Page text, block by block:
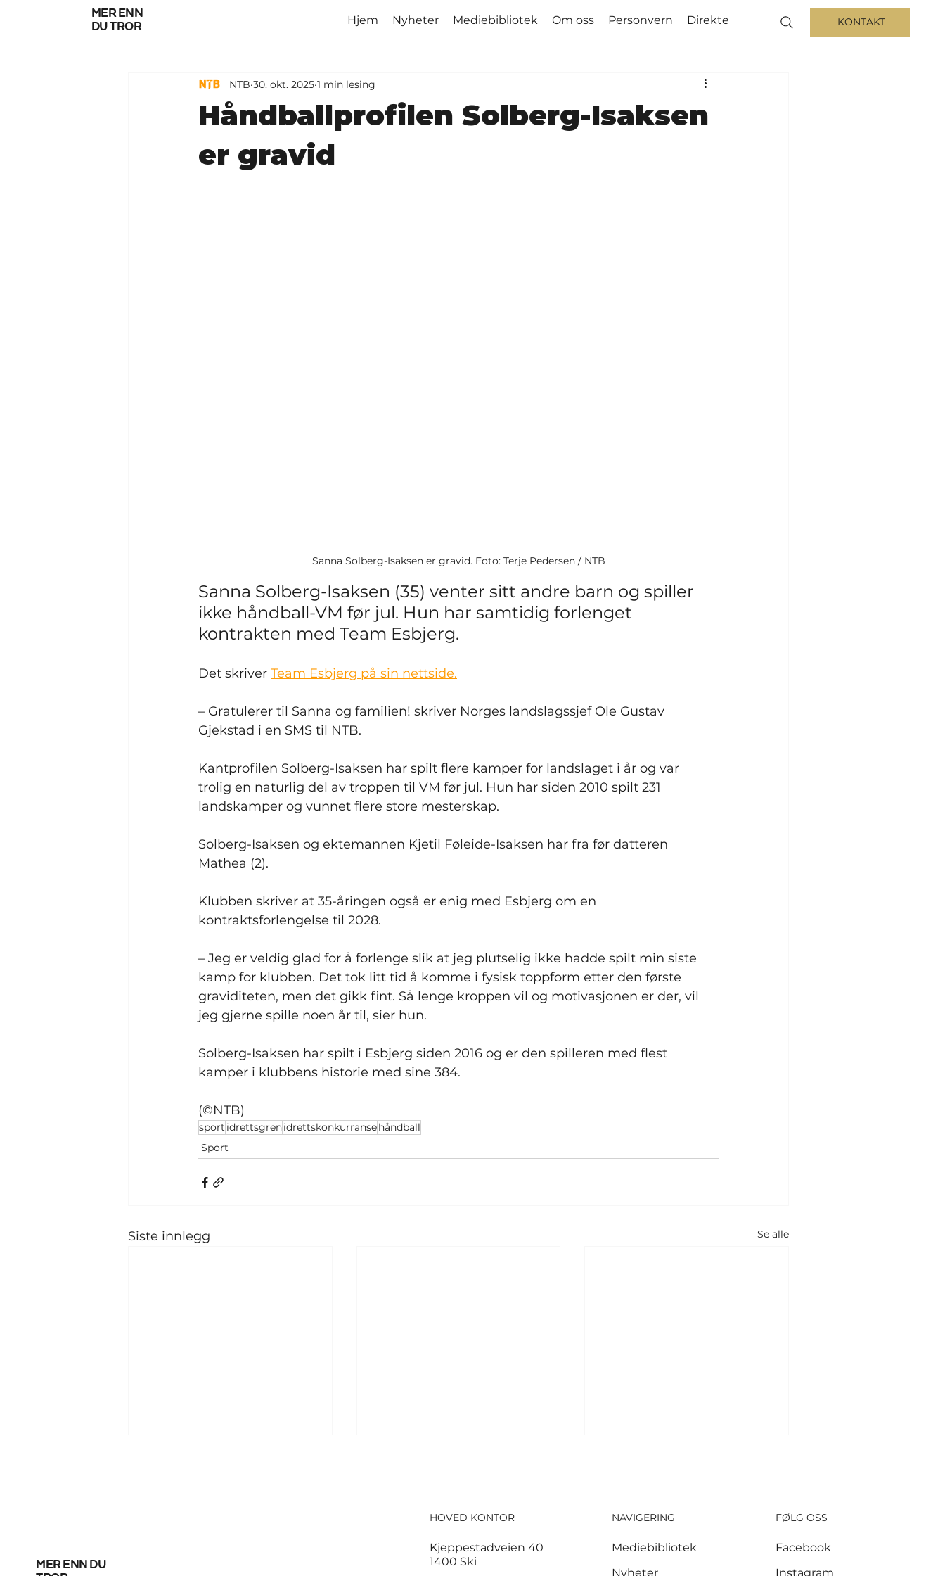
mer enn
du tror
Hjem Nyheter Mediebibliotek Om oss Personvern Direkte KONTAKT
Håndballprofilen Solberg-Isaksen
er gravid
NTB 30. okt. 2025 1 min lesing
Sanna Solberg-Isaksen er gravid. Foto: Terje Pedersen / NTB
Sanna Solberg-Isaksen (35) venter sitt andre barn og spiller
ikke håndball-VM før jul. Hun har samtidig forlenget
kontrakten med Team Esbjerg.
Det skriver Team Esbjerg på sin nettside.
– Gratulerer til Sanna og familien! skriver Norges landslagssjef Ole Gustav
Gjekstad i en SMS til NTB.
Kantprofilen Solberg-Isaksen har spilt flere kamper for landslaget i år og var
trolig en naturlig del av troppen til VM før jul. Hun har siden 2010 spilt 231
landskamper og vunnet flere store mesterskap.
Solberg-Isaksen og ektemannen Kjetil Føleide-Isaksen har fra før datteren
Mathea (2).
Klubben skriver at 35-åringen også er enig med Esbjerg om en
kontraktsforlengelse til 2028.
– Jeg er veldig glad for å forlenge slik at jeg plutselig ikke hadde spilt min siste
kamp for klubben. Det tok litt tid å komme i fysisk toppform etter den første
graviditeten, men det gikk fint. Så lenge kroppen vil og motivasjonen er der, vil
jeg gjerne spille noen år til, sier hun.
Solberg-Isaksen har spilt i Esbjerg siden 2016 og er den spilleren med flest
kamper i klubbens historie med sine 384.
(©NTB)
sport idrettsgrenidrettskonkurransehåndball
Sport
Siste innlegg Se alle
mer enn du
HOVED KONTOR
Kjeppestadveien 40
1400 Ski
NAVIGERING
Mediebibliotek
Nyheter
FØLG OSS
Facebook
Instagram